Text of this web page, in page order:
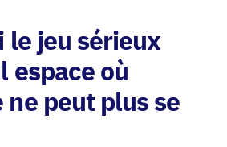
le jeu sérieux
espace où
peut plus se